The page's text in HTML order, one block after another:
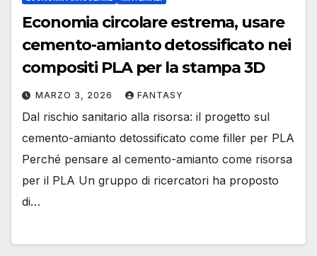
Economia circolare estrema, usare
cemento-amianto detossificato nei
compositi PLA per la stampa 3D
MARZO 3, 2026 FANTASY
Dal rischio sanitario alla risorsa: il progetto sul
cemento-amianto detossificato come filler per PLA
Perché pensare al cemento-amianto come risorsa
per il PLA Un gruppo di ricercatori ha proposto
di…